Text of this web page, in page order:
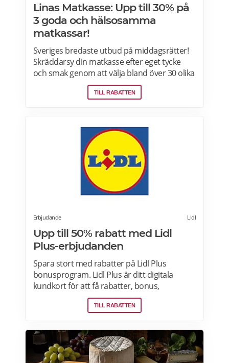
Linas Matkasse: Upp till 30% på
3 goda och hälsosamma
matkassar!
Sveriges bredaste utbud på middagsrätter!
Skräddarsy din matkasse efter eget tycke
och smak genom att välja bland över 30 olika
rätter – varje vecka! Din matkasse levereras
direkt till din dörr. Du kan skräddarsy din
TILL RABATTEN
Erbjudande LIdl
Upp till 50% rabatt med Lidl
Plus-erbjudanden
Spara stort med rabatter på Lidl Plus
bonusprogram. Lidl Plus är ditt digitala
kundkort för att få rabatter, bonus,
skräddarsydda erbjudanden och mycket
mer varje vecka. Skanna ditt kort varje gång
många fördelar. Oavsett om du är på
semester utomlands kan du fortsätta att
använda dig av Lidl Plus fördelar. Läs mer
TILL RABATTEN